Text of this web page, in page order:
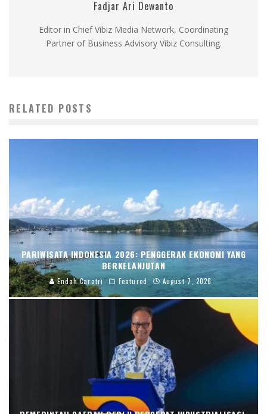
Fadjar Ari Dewanto
Editor in Chief Vibiz Media Network, Coordinating
Partner of Business Advisory Vibiz Consulting.
RELATED POSTS
PARIWISATA INDONESIA 2026: PENGGERAK EKONOMI YANG
BERKELANJUTAN
Endah Caratri Featured August 7, 2026